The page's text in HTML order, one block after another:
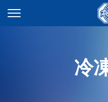
冷